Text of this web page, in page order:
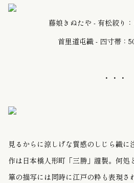
藤娘きぬたや - 有松絞り
首里道屯織 - 四寸帯：
・・・
見るからに涼しげな質感のしじら織に
作は日本橋人形町「三勝」謹製。何処
箪の描写には同時に江戸の粋も表現さ